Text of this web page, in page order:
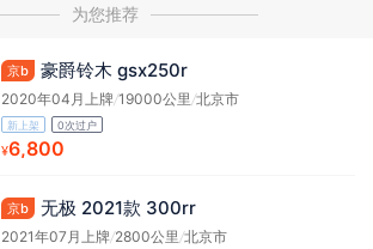
为您推荐
京b 豪爵铃木 gsx250r
2020年04月上牌/19000公里 /北京市
新上架 0次过户
¥6,800
京b 无极 2021款 300rr
2021年07月上牌/2800公里 /北京市